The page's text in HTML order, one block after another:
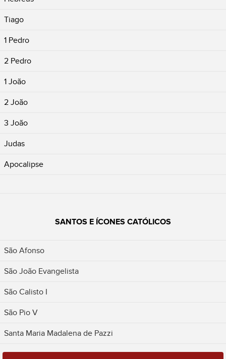
Tiago
1 Pedro
2 Pedro
1 João
2 João
3 João
Judas
Apocalipse
SANTOS E ÍCONES CATÓLICOS
São Afonso
São João Evangelista
São Calisto I
São Pio V
Santa Maria Madalena de Pazzi